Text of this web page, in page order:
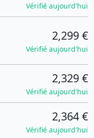
Vérifié aujourd'hui
2,299 €
Vérifié aujourd'hui
2,329 €
Vérifié aujourd'hui
2,364 €
Vérifié aujourd'hui